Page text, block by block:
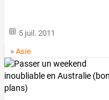
5 juil. 2011
»Asie